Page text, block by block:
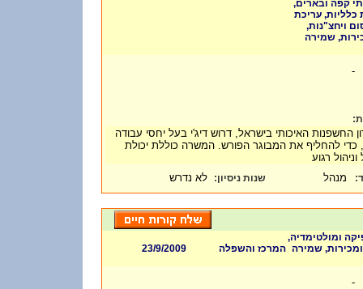
קפה ובארים,
כלליות, עריכת
ויחצ"נות,
שמירה
-
החשפנות האיכותי בישראל, דרוש דיג'י בעל יחסי עבודה
כדי להחליף את המבוגר הפורש. המשרה כוללת יכולת
רגוע
מנהל שנות ניסיון: לא נדרש
ומולטימדיה,
שמירה המרכז והשפלה 23/9/2009
-